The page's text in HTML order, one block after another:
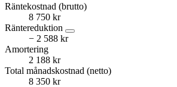
Räntekostnad (brutto)
8 750 kr
Räntereduktion
− 2 588 kr
Amortering
2 188 kr
Total månadskostnad (netto)
8 350 kr